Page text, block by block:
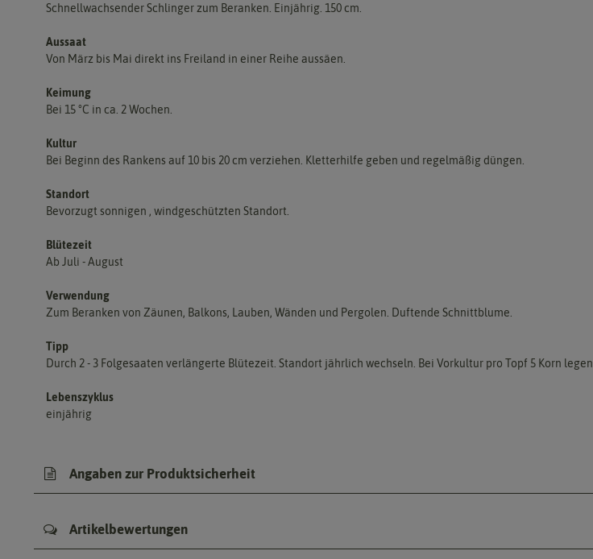
Schnellwachsender Schlinger zum Beranken. Einjährig. 150 cm.
Aussaat
Von März bis Mai direkt ins Freiland in einer Reihe aussäen.
Keimung
Bei 15 °C in ca. 2 Wochen.
Kultur
Bei Beginn des Rankens auf 10 bis 20 cm verziehen. Kletterhilfe geben und regelmäßig düngen.
Standort
Bevorzugt sonnigen , windgeschützten Standort.
Blütezeit
Ab Juli - August
Verwendung
Zum Beranken von Zäunen, Balkons, Lauben, Wänden und Pergolen. Duftende Schnittblume.
Tipp
Durch 2 - 3 Folgesaaten verlängerte Blütezeit. Standort jährlich wechseln. Bei Vorkultur pro Topf 5 Korn legen.
Lebenszyklus
einjährig
Angaben zur Produktsicherheit
Artikelbewertungen